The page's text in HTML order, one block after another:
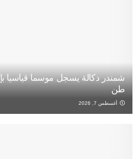
طن
أغسطس 7, 2026